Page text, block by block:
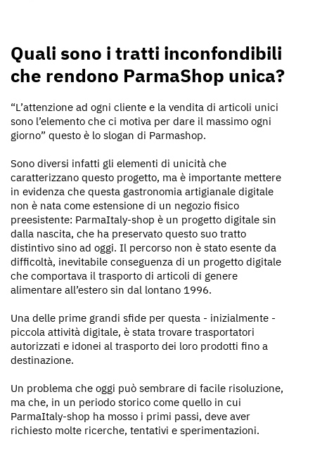
Quali sono i tratti inconfondibili
che rendono ParmaShop unica?
“L’attenzione ad ogni cliente e la vendita di articoli unici
sono l’elemento che ci motiva per dare il massimo ogni
giorno” questo è lo slogan di Parmashop.
Sono diversi infatti gli elementi di unicità che
caratterizzano questo progetto, ma è importante mettere
in evidenza che questa gastronomia artigianale digitale
non è nata come estensione di un negozio fisico
preesistente: ParmaItaly-shop è un progetto digitale sin
dalla nascita, che ha preservato questo suo tratto
distintivo sino ad oggi. Il percorso non è stato esente da
difficoltà, inevitabile conseguenza di un progetto digitale
che comportava il trasporto di articoli di genere
alimentare all’estero sin dal lontano 1996.
Una delle prime grandi sfide per questa - inizialmente -
piccola attività digitale, è stata trovare trasportatori
autorizzati e idonei al trasporto dei loro prodotti fino a
destinazione.
Un problema che oggi può sembrare di facile risoluzione,
ma che, in un periodo storico come quello in cui
ParmaItaly-shop ha mosso i primi passi, deve aver
richiesto molte ricerche, tentativi e sperimentazioni.